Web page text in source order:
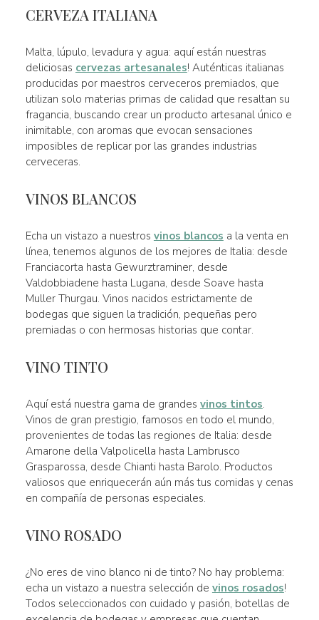
CERVEZA ITALIANA
Malta, lúpulo, levadura y agua: aquí están nuestras
deliciosas cervezas artesanales! Auténticas italianas
producidas por maestros cerveceros premiados, que
utilizan solo materias primas de calidad que resaltan su
fragancia, buscando crear un producto artesanal único e
inimitable, con aromas que evocan sensaciones
imposibles de replicar por las grandes industrias
cerveceras.
VINOS BLANCOS
Echa un vistazo a nuestros vinos blancos a la venta en
línea, tenemos algunos de los mejores de Italia: desde
Franciacorta hasta Gewurztraminer, desde
Valdobbiadene hasta Lugana, desde Soave hasta
Muller Thurgau. Vinos nacidos estrictamente de
bodegas que siguen la tradición, pequeñas pero
premiadas o con hermosas historias que contar.
VINO TINTO
Aquí está nuestra gama de grandes vinos tintos.
Vinos de gran prestigio, famosos en todo el mundo,
provenientes de todas las regiones de Italia: desde
Amarone della Valpolicella hasta Lambrusco
Grasparossa, desde Chianti hasta Barolo. Productos
valiosos que enriquecerán aún más tus comidas y cenas
en compañía de personas especiales.
VINO ROSADO
¿No eres de vino blanco ni de tinto? No hay problema:
echa un vistazo a nuestra selección de vinos rosados!
Todos seleccionados con cuidado y pasión, botellas de